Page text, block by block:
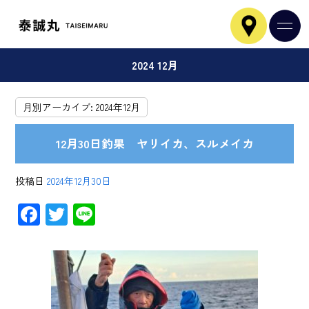
2024 12月
月別アーカイブ:2024年12月
12月30日釣果 ヤリイカ、スルメイカ
投稿日 2024年12月30日
F
e
b
T
tt
er